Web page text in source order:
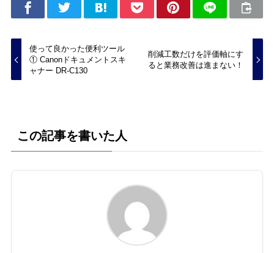
使って良かった便利ツール
① Canonドキュメントスキ
ャナー DR-C130
削減工数だけを評価軸にす
ると業務改善は進まない！
この記事を書いた人